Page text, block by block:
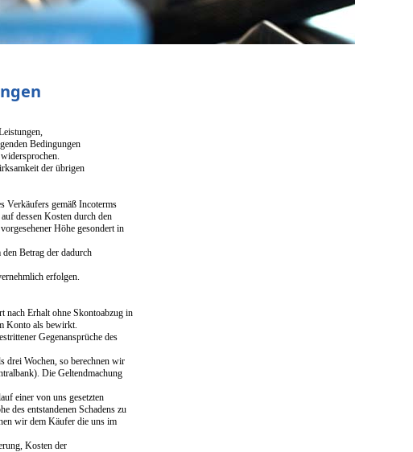
Bedingungen
der übrigen
Verkäufers gemäß Incoterms
dessen Kosten durch den
Höhe gesondert in
Betrag der dadurch
erfolgen.
nach Erhalt ohne Skontoabzug in
Konto als bewirkt.
Gegenansprüche des
drei Wochen, so berechnen wir
Die Geltendmachung
einer von uns gesetzten
des entstandenen Schadens zu
wir dem Käufer die uns im
Kosten der